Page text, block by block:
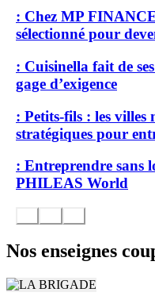
: Chez MP
sélectionné pour
: Cuisinella fait de
gage d’exigence
: Petits-fils : les villes
stratégiques pour
: Entreprendre sans
PHILEAS World
Nos enseignes